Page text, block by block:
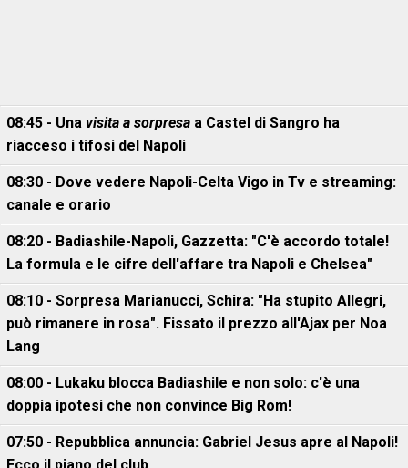
08:45 - Una visita a sorpresa a Castel di Sangro ha
riacceso i tifosi del Napoli
08:30 - Dove vedere Napoli-Celta Vigo in Tv e streaming:
canale e orario
08:20 - Badiashile-Napoli, Gazzetta: "C'è accordo totale!
La formula e le cifre dell'affare tra Napoli e Chelsea"
08:10 - Sorpresa Marianucci, Schira: "Ha stupito Allegri,
può rimanere in rosa". Fissato il prezzo all'Ajax per Noa
Lang
08:00 - Lukaku blocca Badiashile e non solo: c'è una
doppia ipotesi che non convince Big Rom!
07:50 - Repubblica annuncia: Gabriel Jesus apre al Napoli!